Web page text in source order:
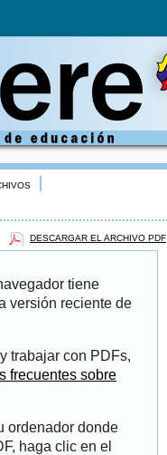
DESCARGAR EL ARCHIVO PDF
tiene
versión reciente de
trabajar con PDFs,
frecuentes sobre
ordenador donde
haga clic en el